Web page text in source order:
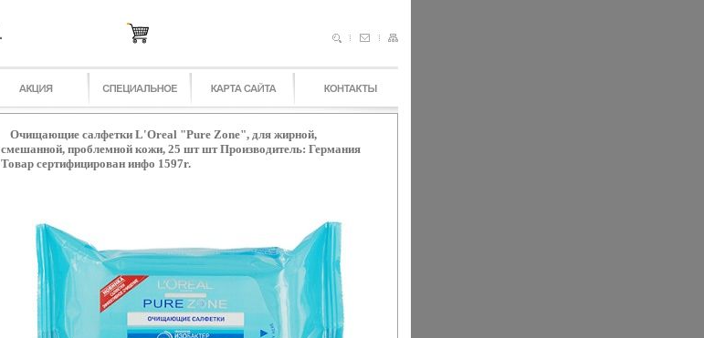
Очищающие салфетки L'Oreal "Pure Zone", для жирной,
смешанной, проблемной кожи, 25 шт шт Производитель: Германия
Товар сертифицирован инфо 1597r.